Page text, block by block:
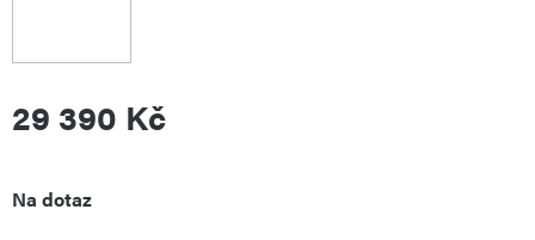
29 390 Kč
Měrná
Na dotaz